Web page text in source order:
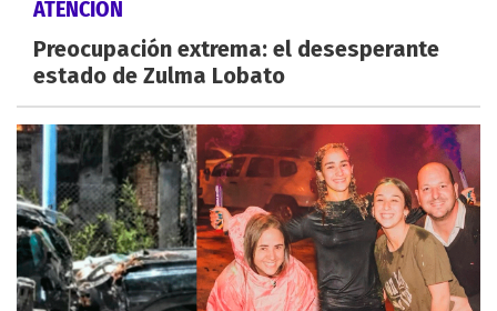
ATENCIÓN
Preocupación extrema: el desesperante
estado de Zulma Lobato